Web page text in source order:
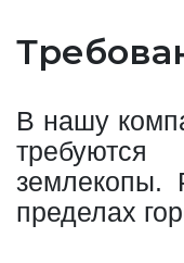
В нашу
землекопы.
пределах